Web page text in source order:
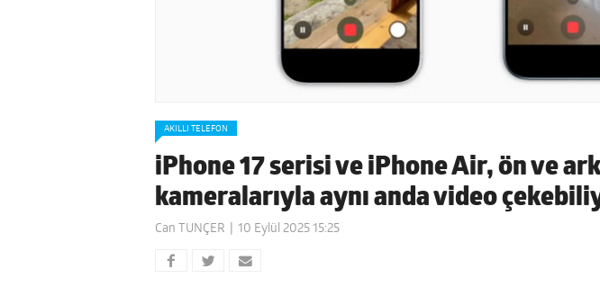
AKILLI TELEFON
iPhone 17 serisi ve iPhone Air, ön ve
kameralarıyla aynı anda video
Can TUNÇER 10 Eylül 2025 15:25